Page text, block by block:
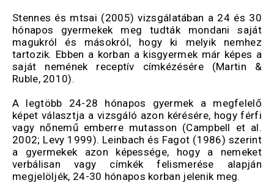
Stennes és mtsai (2005) vizsgálatában a 24 és 30
hónapos gyermekek meg tudták mondani saját
magukról és másokról, hogy ki melyik nemhez
tartozik. Ebben a korban a kisgyermek már képes a
saját nemének receptív címkézésére (Martin &
Ruble, 2010).
A legtöbb 24-28 hónapos gyermek a megfelelő
képet választja a vizsgáló azon kérésére, hogy férfi
vagy nőnemű emberre mutasson (Campbell et al.
2002; Levy 1999). Leinbach és Fagot (1986) szerint
a gyermekek azon képessége, hogy a nemeket
verbálisan vagy címkék felismerése alapján
megjelöljék, 24-30 hónapos korban jelenik meg.